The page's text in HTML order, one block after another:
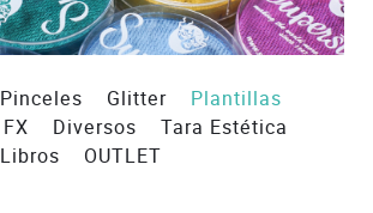
Pinceles Glitter
Plantillas
FX Diversos
Tara Estética
Libros OUTLET